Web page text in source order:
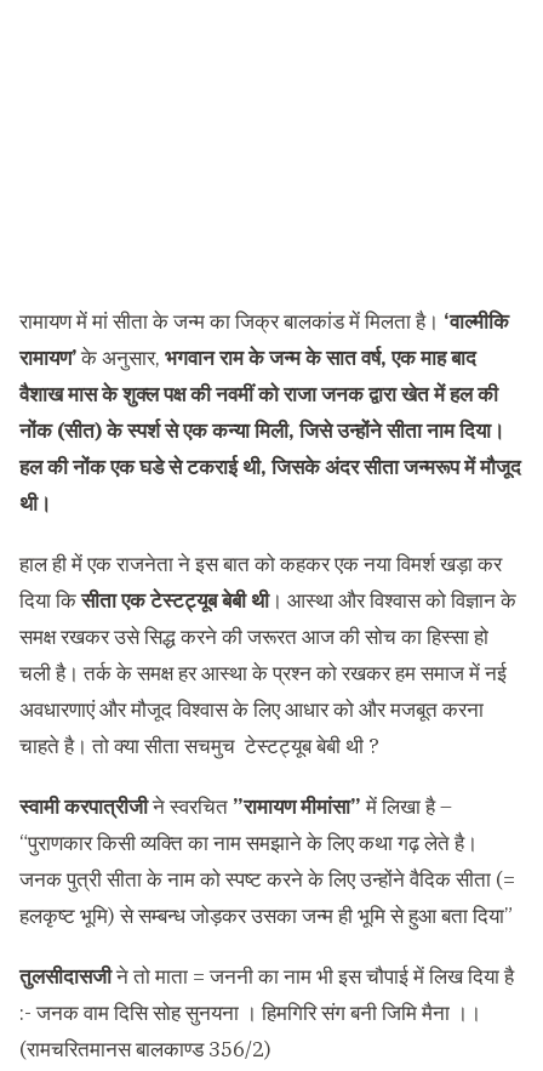
रामायण में मां सीता के जन्म का जिक्र बालकांड में मिलता है। ‘वाल्मीकि
रामायण’के अनुसार, भगवान राम के जन्म के सात वर्ष, एक माह बाद
वैशाख मास के शुक्ल पक्ष की नवमीं को राजा जनक द्वारा खेत में हल की
नोंक (सीत) के स्पर्श से एक कन्या मिली, जिसे उन्होंने सीता नाम दिया।
हल की नोंक एक घडे से टकराई थी, जिसके अंदर सीता जन्मरूप में मौजूद
थी।
हाल ही में एक राजनेता ने इस बात को कहकर एक नया विमर्श खड़ा कर
दिया किसीता एक टेस्टट्यूब बेबी थी। आस्था और विश्वास को विज्ञान के
समक्ष रखकर उसे सिद्ध करने की जरूरत आज की सोच का हिस्सा हो
चली है। तर्क के समक्ष हर आस्था के प्रश्न को रखकर हम समाज में नई
अवधारणाएं और मौजूद विश्वास के लिए आधार को और मजबूत करना
चाहते है। तो क्या सीता सचमुच टेस्टट्यूब बेबी थी ?
स्वामी करपात्रीजीने स्वरचित ”रामायण मीमांसा”में लिखा है –
“पुराणकार किसी व्यक्ति का नाम समझाने के लिए कथा गढ़ लेते है।
जनक पुत्री सीता के नाम को स्पष्ट करने के लिए उन्होंने वैदिक सीता (=
हलकृष्ट भूमि) से सम्बन्ध जोड़कर उसका जन्म ही भूमि से हुआ बता दिया”
तुलसीदासजीने तो माता = जननी का नाम भी इस चौपाई में लिख दिया है
:- जनक वाम दिसि सोह सुनयना । हिमगिरि संग बनी जिमि मैना ।।
(रामचरितमानस बालकाण्ड 356/2)